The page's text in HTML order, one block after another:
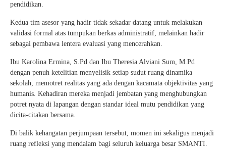
pendidikan.
Kedua tim asesor yang hadir tidak sekadar datang untuk melakukan
validasi formal atas tumpukan berkas administratif, melainkan hadir
sebagai pembawa lentera evaluasi yang mencerahkan.
Ibu Karolina Ermina, S.Pd dan Ibu Theresia Alviani Sum, M.Pd
dengan penuh ketelitian menyelisik setiap sudut ruang dinamika
sekolah, memotret realitas yang ada dengan kacamata objektivitas yang
humanis. Kehadiran mereka menjadi jembatan yang menghubungkan
potret nyata di lapangan dengan standar ideal mutu pendidikan yang
dicita-citakan bersama.
Di balik kehangatan perjumpaan tersebut, momen ini sekaligus menjadi
ruang refleksi yang mendalam bagi seluruh keluarga besar SMANTI.